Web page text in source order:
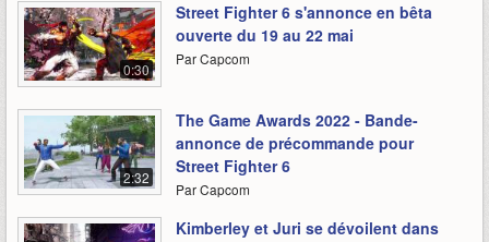
0:30
Street Fighter 6 s'annonce en bêta
ouverte du 19 au 22 mai
Par Capcom
2:32
The Game Awards 2022 - Bande-
annonce de précommande pour
Street Fighter 6
Par Capcom
Kimberley et Juri se dévoilent dans